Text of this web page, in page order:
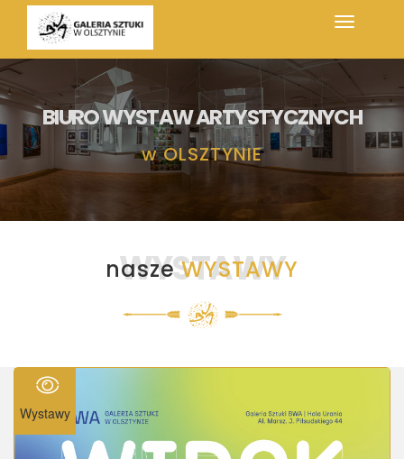
BIURO WYSTAW ARTYSTYCZNYCH
w OLSZTYNIE
WYSTAWY
naszeWYSTAWY
Wystawy